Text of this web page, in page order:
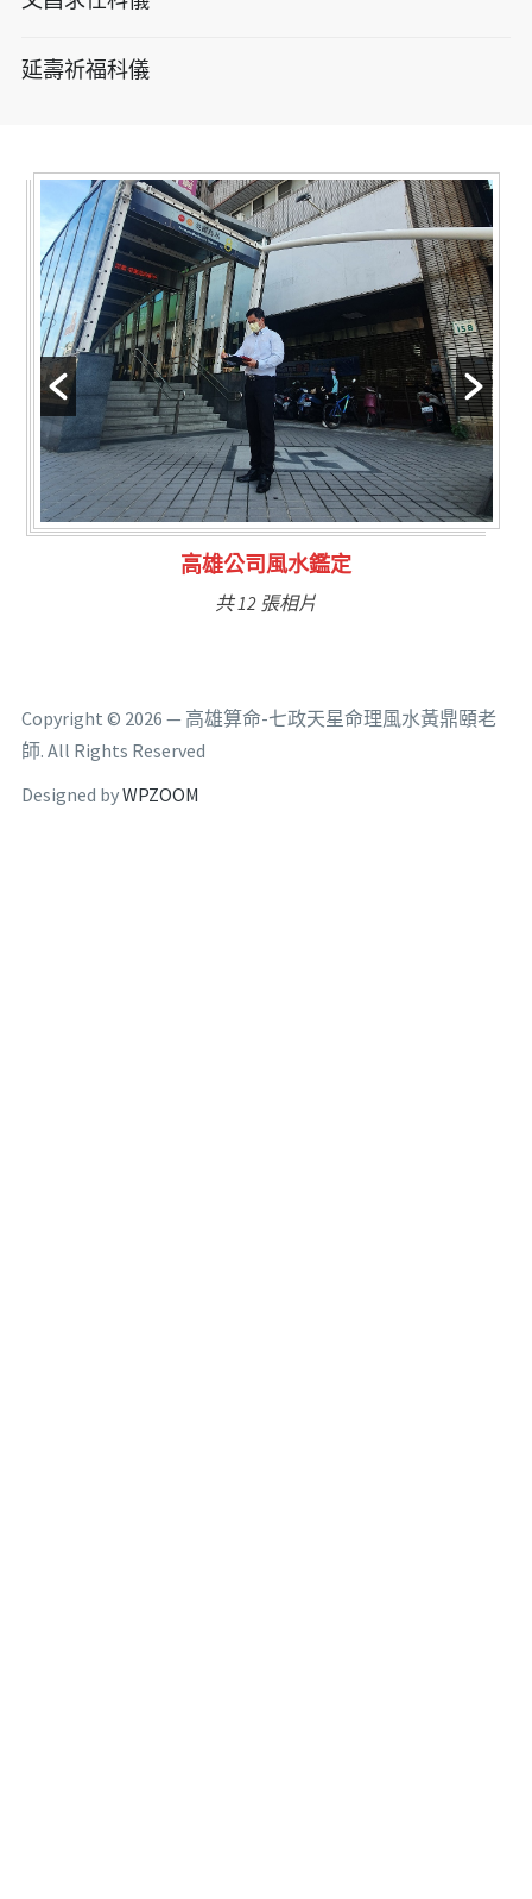
延壽祈福科儀
林氏福主量子生基造命
共 6 張相片
Copyright © 2026 — 高雄算命-七政天星命理風水黃鼎頤老
師. All Rights Reserved
Designed byWPZOOM